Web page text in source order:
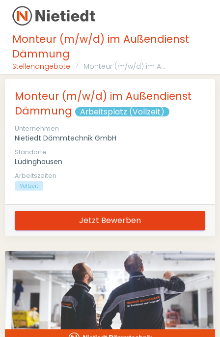
Monteur (m/w/d) im Außendienst
Dämmung
Stellenangebote Monteur (m/w/d) im A...
Monteur (m/w/d) im Außendienst
Dämmung
Arbeitsplatz (Vollzeit)
Unternehmen
Nietiedt Dämmtechnik GmbH
Standorte
Lüdinghausen
Arbeitszeiten
Vollzeit
Jetzt Bewerben